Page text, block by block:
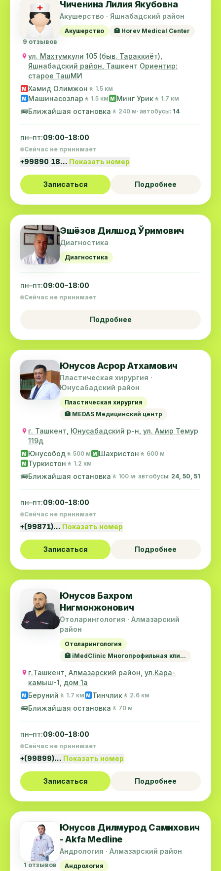
9 отзывов
Чиченина Лилия Якубовна
Акушерство · Яшнабадский район
Акушерство 🏥 Horev Medical Center
ул. Махтумкули 105 (быв. Тараккиёт),
Яшнабадский район, Ташкент Ориентир:
старое ТашМИ
M Хамид Олимжон 🚶 1.5 км
M Машинасозлар 🚶 1.5 км M Минг Урик 🚶 1.7 км
🚌Ближайшая остановка 🚶 240 м· автобусы: 14
пн–пт:09:00–18:00
Сейчас не принимает
+99890 18… Показать номер
Записаться Подробнее
Эшёзов Дилшод Ўримович
Диагностика
Диагностика
пн–пт:09:00–18:00
Сейчас не принимает
Подробнее
Юнусов Асрор Атхамович
Пластическая хирургия ·
Юнусабадский район
Пластическая хирургия
🏥 MEDAS Медицинский центр
г. Ташкент, Юнусабадский р-н, ул. Амир Темур
119д
M Юнусобод 🚶 500 м M Шахристон 🚶 600 м
M Туркистон 🚶 1.2 км
🚌Ближайшая остановка 🚶 100 м· автобусы: 24, 50, 51
пн–пт:09:00–18:00
Сейчас не принимает
+(99871)… Показать номер
Записаться Подробнее
Юнусов Бахром
Нигмонжонович
Отоларингология · Алмазарский
район
Отоларингология
🏥 iMedClinic Многопрофильная кли...
г.Ташкент, Алмазарский район, ул.Кара-
камыш-1, дом 1а
M Беруний 🚶 1.7 км M Тинчлик 🚶 2.6 км
🚌Ближайшая остановка 🚶 70 м
пн–пт:09:00–18:00
Сейчас не принимает
+(99899)… Показать номер
Записаться Подробнее
1 отзывов
Юнусов Дилмурод Самихович
- Akfa Medline
Андрология · Алмазарский район
Андрология